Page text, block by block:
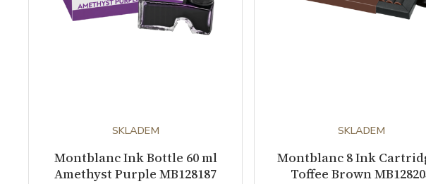
SKLADEM
Montblanc Ink Bottle 60 ml
Amethyst Purple MB128187
SKLADEM
Montblanc 8 Ink
Toffee Brown